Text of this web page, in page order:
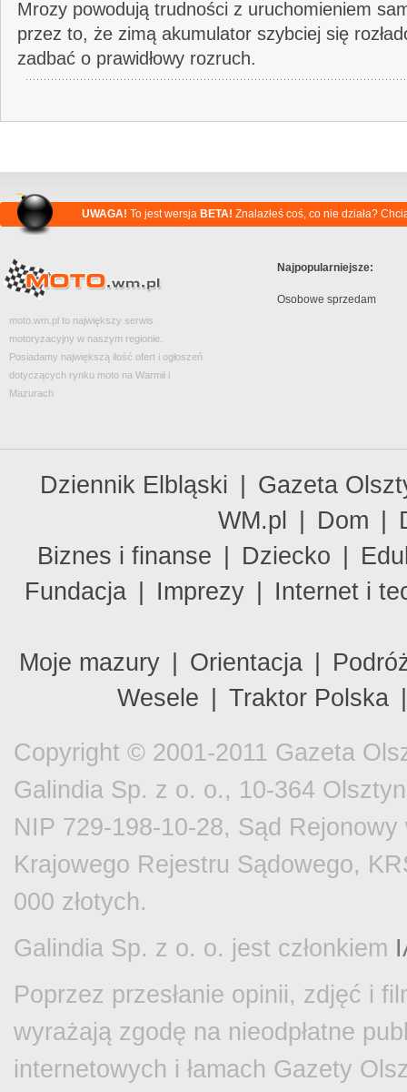
Mrozy powodują trudności z uruchomieniem
przez to, że zimą akumulator szybciej się
zadbać o prawidłowy rozruch.
UWAGA! To jest wersja BETA! Znalazłeś coś, co nie działa?
moto.wm.pl to największy serwis
motoryzacyjny w naszym regionie.
Posiadamy największą ilość ofert i ogłoszeń
dotyczących rynku moto na Warmii i
Mazurach
Najpopularniejsze:
Osobowe sprzedam
Dziennik Elbląski
Gazeta
WM.pl
Dom
Biznes i finanse
Dziecko
Fundacja
Imprezy Internet i
Moje mazury Orientacja
Wesele
Traktor Polska
Copyright © 2001-2011 Gazeta
Galindia Sp. z o. o., 10-364
NIP 729-198-10-28, Sąd
Krajowego Rejestru Sądowego,
000 złotych.
Galindia Sp. z o. o. jest członkiem
Poprzez przesłanie opinii, zdjęć i
wyrażają zgodę na nieodpłatne
internetowych i łamach Gazety